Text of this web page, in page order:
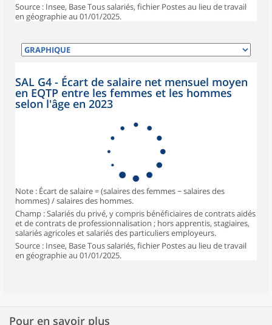
Source : Insee, Base Tous salariés, fichier Postes au lieu de travail
en géographie au 01/01/2025.
SAL G4 - Écart de salaire net mensuel moyen
en EQTP entre les femmes et les hommes
selon l'âge en 2023
Note : Écart de salaire = (salaires des femmes − salaires des
hommes) / salaires des hommes.
Champ : Salariés du privé, y compris bénéficiaires de contrats aidés
et de contrats de professionnalisation ; hors apprentis, stagiaires,
salariés agricoles et salariés des particuliers employeurs.
Source : Insee, Base Tous salariés, fichier Postes au lieu de travail
en géographie au 01/01/2025.
Pour en savoir plus